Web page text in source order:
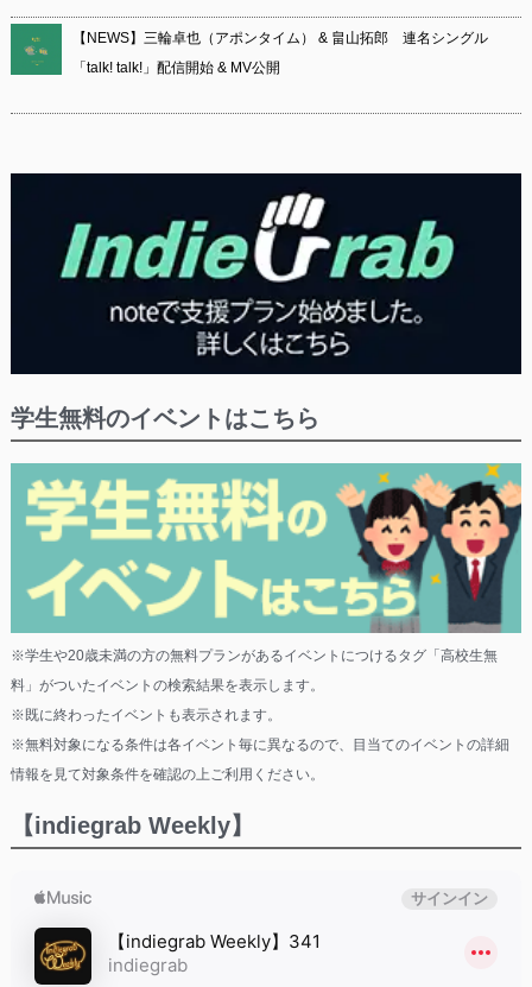
【NEWS】三輪卓也（アポンタイム） & 畠山拓郎 連名シングル
「talk! talk!」配信開始 & MV公開
学生無料のイベントはこちら
※学生や20歳未満の方の無料プランがあるイベントにつけるタグ「高校生無
料」がついたイベントの検索結果を表示します。
※既に終わったイベントも表示されます。
※無料対象になる条件は各イベント毎に異なるので、目当てのイベントの詳細
情報を見て対象条件を確認の上ご利用ください。
【indiegrab Weekly】